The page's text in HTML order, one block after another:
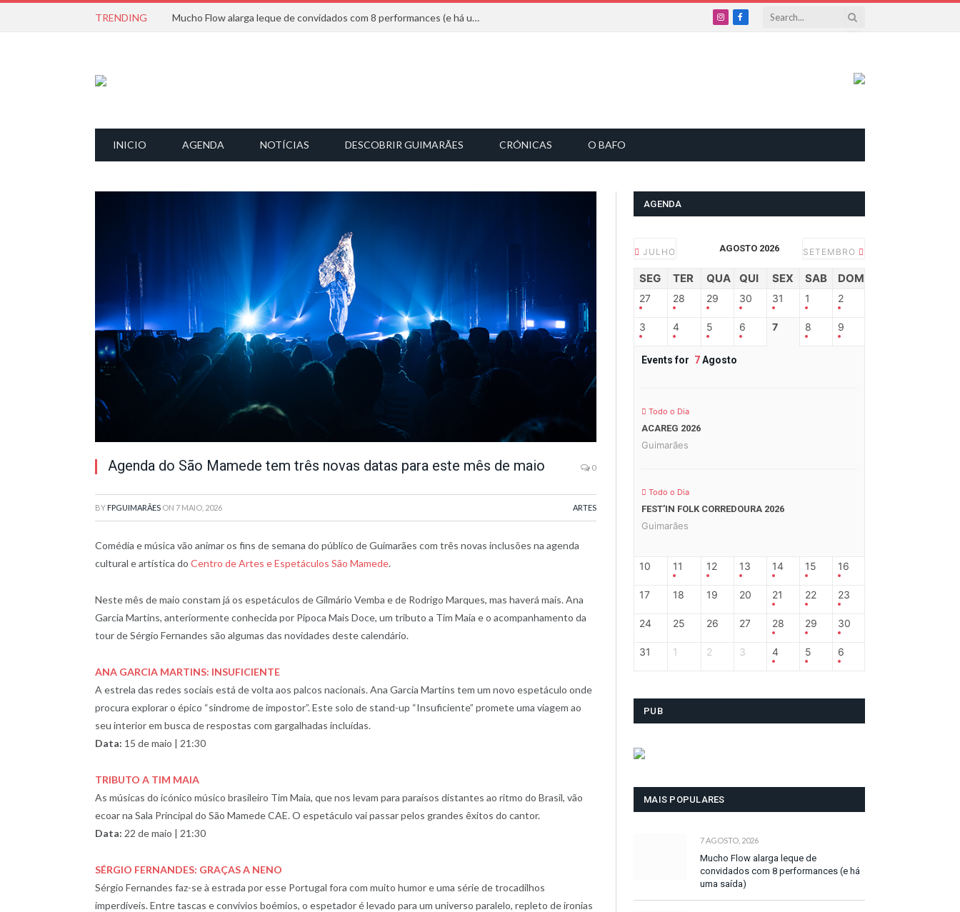
TRENDING Mucho Flow alarga leque de convidados com 8 performances (e há uma saída)
InstagramFacebook
INICIO AGENDA NOTÍCIAS DESCOBRIR GUIMARÃES CRÓNICAS O BAFO
Agenda do São Mamede tem três novas datas para este mês de maio 0
BY FPGUIMARÃES ON 7 MAIO, 2026 ARTES
Comédia e música vão animar os fins de semana do público de Guimarães com três novas inclusões na agenda
cultural e artística do Centro de Artes e Espetáculos São Mamede.
Neste mês de maio constam já os espetáculos de Gilmário Vemba e de Rodrigo Marques, mas haverá mais. Ana
Garcia Martins, anteriormente conhecida por Pipoca Mais Doce, um tributo a Tim Maia e o acompanhamento da
tour de Sérgio Fernandes são algumas das novidades deste calendário.
ANA GARCIA MARTINS: INSUFICIENTE
A estrela das redes sociais está de volta aos palcos nacionais. Ana Garcia Martins tem um novo espetáculo onde
procura explorar o épico “sindrome de impostor”. Este solo de stand-up “Insuficiente” promete uma viagem ao
seu interior em busca de respostas com gargalhadas incluídas.
Data: 15 de maio | 21:30
TRIBUTO A TIM MAIA
As músicas do icónico músico brasileiro Tim Maia, que nos levam para paraísos distantes ao ritmo do Brasil, vão
ecoar na Sala Principal do São Mamede CAE. O espetáculo vai passar pelos grandes êxitos do cantor.
Data: 22 de maio | 21:30
SÉRGIO FERNANDES: GRAÇAS A NENO
Sérgio Fernandes faz-se à estrada por esse Portugal fora com muito humor e uma série de trocadilhos
imperdíveis. Entre tascas e convívios boémios, o espetador é levado para um universo paralelo, repleto de ironias
AGENDA
JULHO AGOSTO 2026 SETEMBRO
SEG TER QUA QUI SEX SAB DOM
27 28 29 30 31 1 2
3 4 5 6 7 8 9
Events for 7Agosto
Todo o Dia
ACAREG 2026
Guimarães
Todo o Dia
FEST’IN FOLK CORREDOURA 2026
Guimarães
10 11 12 13 14 15 16
17 18 19 20 21 22 23
24 25 26 27 28 29 30
31 1 2 3 4 5 6
PUB
MAIS POPULARES
7 AGOSTO, 2026
Mucho Flow alarga leque de
convidados com 8 performances (e há
uma saída)